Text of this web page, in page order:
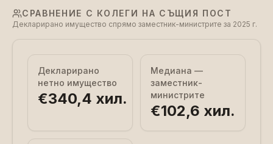
СРАВНЕНИЕ С КОЛЕГИ НА СЪЩИЯ ПОСТ
Декларирано имущество спрямо заместник-министрите за 2025 г.
Декларирано
нетно имущество
€340,4 хил.
Медиана —
заместник-
министрите
€102,6 хил.